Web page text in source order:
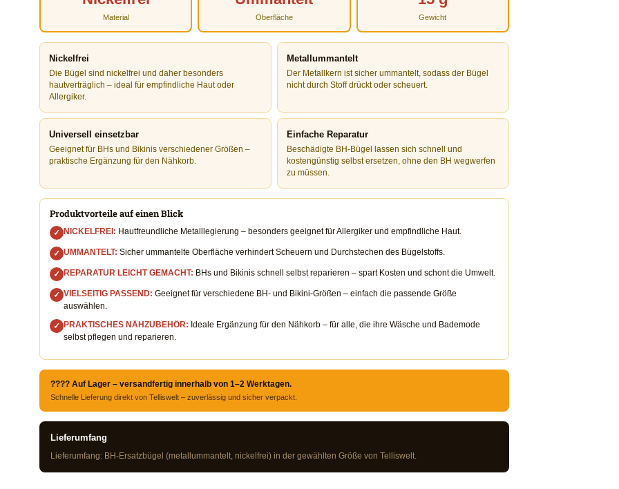
Material Oberfläche Gewicht
Nickelfrei
Die Bügel sind nickelfrei und daher besonders
hautverträglich – ideal für empfindliche Haut oder
Allergiker.
Metallummantelt
Der Metallkern ist sicher ummantelt, sodass der Bügel
nicht durch Stoff drückt oder scheuert.
Universell einsetzbar
Geeignet für BHs und Bikinis verschiedener Größen –
praktische Ergänzung für den Nähkorb.
Einfache Reparatur
Beschädigte BH-Bügel lassen sich schnell und
kostengünstig selbst ersetzen, ohne den BH wegwerfen
zu müssen.
Produktvorteile auf einen Blick
✓ NICKELFREI: Hautfreundliche Metalllegierung – besonders geeignet für Allergiker und empfindliche Haut.
✓ UMMANTELT: Sicher ummantelte Oberfläche verhindert Scheuern und Durchstechen des Bügelstoffs.
✓ REPARATUR LEICHT GEMACHT: BHs und Bikinis schnell selbst reparieren – spart Kosten und schont die Umwelt.
✓ VIELSEITIG PASSEND: Geeignet für verschiedene BH- und Bikini-Größen – einfach die passende Größe
auswählen.
✓ PRAKTISCHES NÄHZUBEHÖR: Ideale Ergänzung für den Nähkorb – für alle, die ihre Wäsche und Bademode
selbst pflegen und reparieren.
???? Auf Lager – versandfertig innerhalb von 1–2 Werktagen.
Schnelle Lieferung direkt von Telliswelt – zuverlässig und sicher verpackt.
Lieferumfang
Lieferumfang: BH-Ersatzbügel (metallummantelt, nickelfrei) in der gewählten Größe von Telliswelt.